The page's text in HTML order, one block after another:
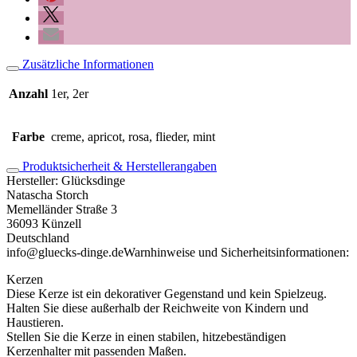
Zusätzliche Informationen
Anzahl 1er, 2er
Farbe creme, apricot, rosa, flieder, mint
Produktsicherheit & Herstellerangaben
Hersteller: Glücksdinge
Natascha Storch
Memelländer Straße 3
36093 Künzell
Deutschland
info@gluecks-dinge.deWarnhinweise und Sicherheitsinformationen:
Kerzen
Diese Kerze ist ein dekorativer Gegenstand und kein Spielzeug.
Halten Sie diese außerhalb der Reichweite von Kindern und
Haustieren.
Stellen Sie die Kerze in einen stabilen, hitzebeständigen
Kerzenhalter mit passenden Maßen.